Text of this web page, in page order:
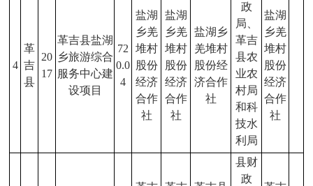
4
革
吉
县
20
17
革吉县盐湖
乡旅游综合
服务中心建
设项目
72
0.0
4
盐湖
乡羌
堆村
股份
经济
合作
社
盐湖
乡羌
堆村
股份
经济
合作
社
盐湖乡
羌堆村
股份经
济合作
社
政
局、
革吉
县农
业农
村局
和科
技水
利局
盐湖
乡羌
堆村
股份
经济
合作
社
县财
政